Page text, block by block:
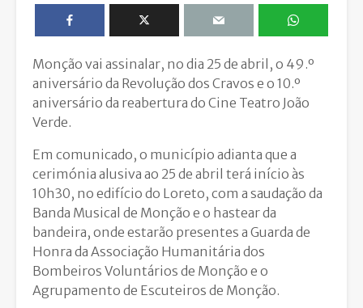
Monção vai assinalar, no dia 25 de abril, o 49.º
aniversário da Revolução dos Cravos e o 10.º
aniversário da reabertura do Cine Teatro João
Verde.
Em comunicado, o município adianta que a
cerimónia alusiva ao 25 de abril terá início às
10h30, no edifício do Loreto, com a saudação da
Banda Musical de Monção e o hastear da
bandeira, onde estarão presentes a Guarda de
Honra da Associação Humanitária dos
Bombeiros Voluntários de Monção e o
Agrupamento de Escuteiros de Monção.